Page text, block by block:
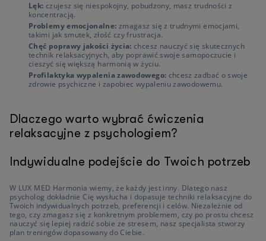
Lęk: czujesz się niespokojny, pobudzony, masz trudności z
koncentracją.
Problemy emocjonalne: zmagasz się z trudnymi emocjami,
takimi jak smutek, złość czy frustracja.
Chęć poprawy jakości życia: chcesz nauczyć się skutecznych
technik relaksacyjnych, aby poprawić swoje samopoczucie i
cieszyć się większą harmonią w życiu.
Profilaktyka wypalenia zawodowego: chcesz zadbać o swoje
zdrowie psychiczne i zapobiec wypaleniu zawodowemu.
Dlaczego warto wybrać ćwiczenia
relaksacyjne z psychologiem?
Indywidualne podejście do Twoich potrzeb
W LUX MED Harmonia wiemy, że każdy jest inny. Dlatego nasz
psycholog dokładnie Cię wysłucha i dopasuje techniki relaksacyjne do
Twoich indywidualnych potrzeb, preferencji i celów. Niezależnie od
tego, czy zmagasz się z konkretnym problemem, czy po prostu chcesz
nauczyć się lepiej radzić sobie ze stresem, nasz specjalista stworzy
plan treningów dopasowany do Ciebie.